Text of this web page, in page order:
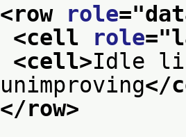
<row role="
<cell role="
<cell>Idle
unimproving</
</row>